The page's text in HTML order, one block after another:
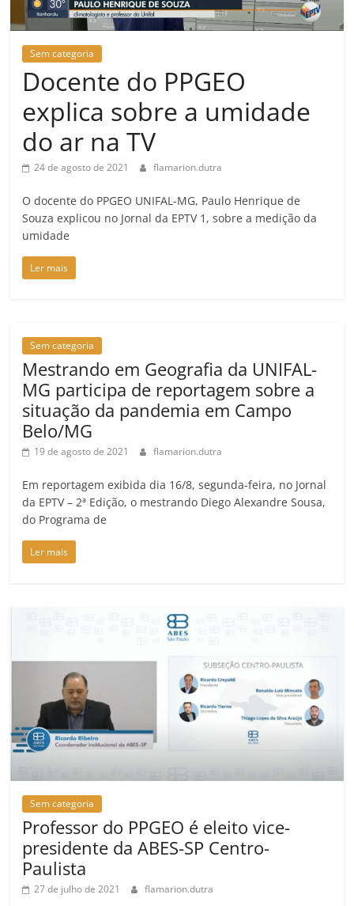
Sem categoria
Docente do PPGEO
explica sobre a umidade
do ar na TV
24 de agosto de 2021 flamarion.dutra
O docente do PPGEO UNIFAL-MG, Paulo Henrique de
Souza explicou no Jornal da EPTV 1, sobre a medição da
umidade
Ler mais
Sem categoria
Mestrando em Geografia da UNIFAL-
MG participa de reportagem sobre a
situação da pandemia em Campo
Belo/MG
19 de agosto de 2021 flamarion.dutra
Em reportagem exibida dia 16/8, segunda-feira, no Jornal
da EPTV – 2ª Edição, o mestrando Diego Alexandre Sousa,
do Programa de
Ler mais
Sem categoria
Professor do PPGEO é eleito vice-
presidente da ABES-SP Centro-
Paulista
27 de julho de 2021 flamarion.dutra